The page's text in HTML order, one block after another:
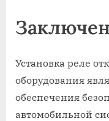
Установка реле
оборудования
обеспечения
автомобильной